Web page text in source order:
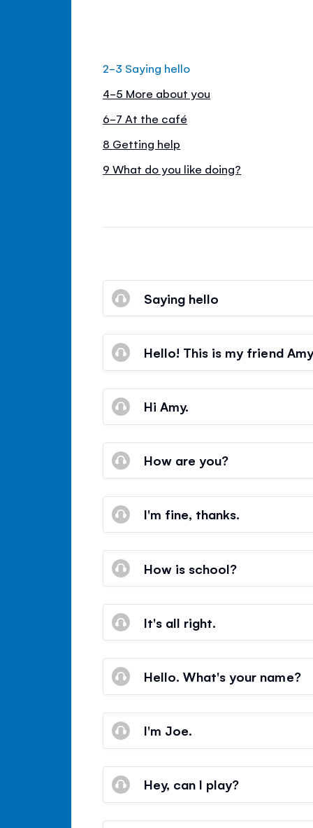
2-3 Saying hello
4-5 More about you
6-7 At the café
8 Getting help
9 What do you like doing?
Saying hello
Hello! This is my friend
Hi Amy.
How are you?
I'm fine, thanks.
How is school?
It's all right.
Hello. What's your name?
I'm Joe.
Hey, can I play?